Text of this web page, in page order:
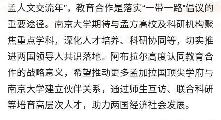
孟人文交流年”，教育合作是落实“一带一路”倡议的
重要途径。南京大学期待与孟方高校及科研机构聚
焦重点学科，深化人才培养、科研协同等，切实推
进两国领导人共识落地。阿布拉尔高度认同教育合
作的战略意义，希望推动更多孟加拉国顶尖学府与
南京大学建立伙伴关系，通过师生互访、联合科研
等培育高层次人才，助力两国经济社会发展。